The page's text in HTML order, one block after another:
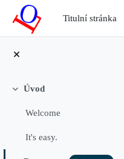
Přejít k hlavnímu obsahu
Titulní stránka
Sbalit
Úvod
Welcome
It's easy.